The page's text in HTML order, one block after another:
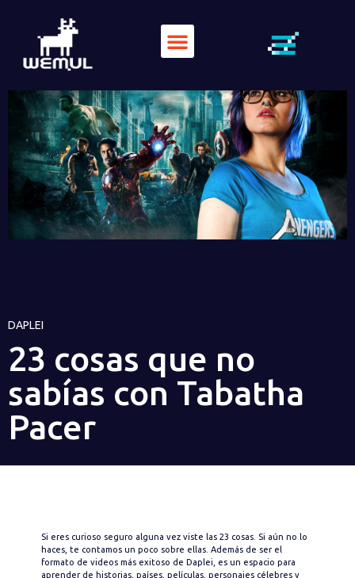
DAPLEI
23 cosas que no
sabías con Tabatha
Pacer
Si eres curioso seguro alguna vez viste las 23 cosas. Si aún no lo
haces, te contamos un poco sobre ellas. Además de ser el
formato de videos más exitoso de Daplei, es un espacio para
aprender de historias, países, películas, personajes célebres y